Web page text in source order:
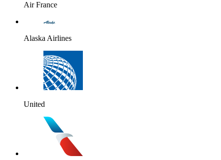
Air France
Alaska Airlines
United